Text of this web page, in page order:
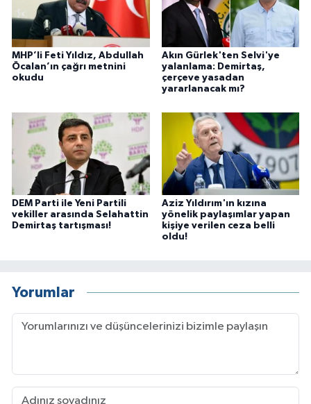
MHP’li Feti Yıldız, Abdullah
Öcalan’ın çağrı metnini
okudu
Akın Gürlek'ten Selvi'ye
yalanlama: Demirtaş,
çerçeve yasadan
yararlanacak mı?
DEM Parti ile Yeni Partili
vekiller arasında Selahattin
Demirtaş tartışması!
Aziz Yıldırım'ın kızına
yönelik paylaşımlar yapan
kişiye verilen ceza belli
oldu!
Yorumlar